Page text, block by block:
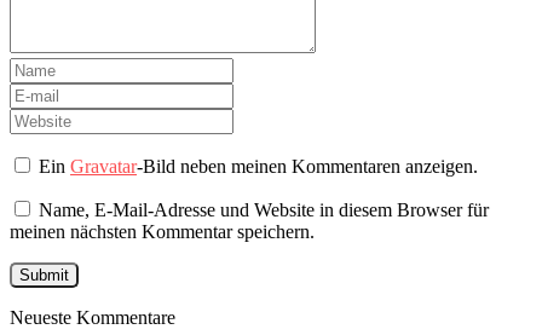
EinGravatar-Bild neben meinen Kommentaren anzeigen.
Name, E-Mail-Adresse und Website in diesem Browser für
meinen nächsten Kommentar speichern.
Neueste Kommentare